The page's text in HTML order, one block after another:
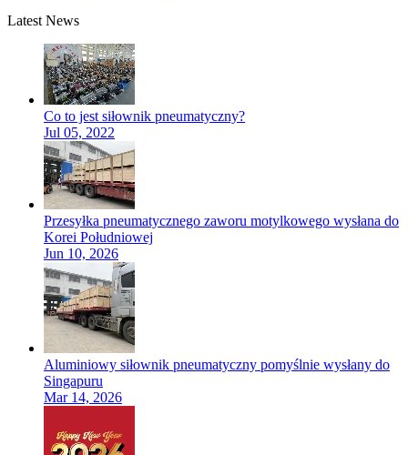
Latest News
Co to jest siłownik pneumatyczny?
Jul 05, 2022
Przesyłka pneumatycznego zaworu motylkowego wysłana do
Korei Południowej
Jun 10, 2026
Aluminiowy siłownik pneumatyczny pomyślnie wysłany do
Singapuru
Mar 14, 2026